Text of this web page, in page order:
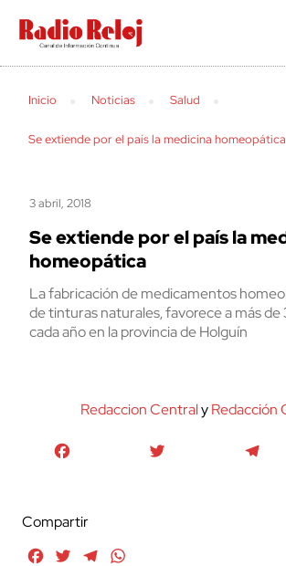
cerrar
Inicio Noticias Salud
Se extiende por el país la medicina homeopática
3 abril, 2018
Se extiende por el país la
homeopática
La fabricación de medicamentos
de tinturas naturales, favorece a más
cada año en la provincia de Holguín
Redaccion CentralyRedacción
Compartir
FacebookTwitterTelegram